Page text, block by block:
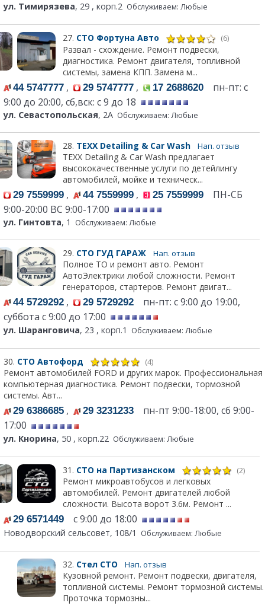
ул. Тимирязева, 29 , корп.2 Обслуживаем: Любые
27. СТО Фортуна Авто (6)
Развал - схождение. Ремонт подвески,
диагностика. Ремонт двигателя, топливной
системы, замена КПП. Замена м...
44 5747777 , 29 5747777 , 17 2688620 пн-пт: с
9:00 до 20:00, сб,вск: с 9 до 18
ул. Севастопольская, 2А Обслуживаем: Любые
28. TEXX Detailing & Car Wash Нап. отзыв
TEXX Detailing & Car Wash предлагает
высококачественные услуги по детейлингу
автомобилей, мойке и техническ...
29 7559999 , 44 7559999 , 25 7559999 ПН-СБ
9:00-20:00 ВС 9:00-17:00
ул. Гинтовта, 1 Обслуживаем: Любые
29. СТО ГУД ГАРАЖ Нап. отзыв
Полное ТО и ремонт авто. Ремонт
АвтоЭлектрики любой сложности. Ремонт
генераторов, стартеров. Ремонт двигат...
44 5729292 , 29 5729292 пн-пт: с 9:00 до 19:00,
суббота с 9:00 до 17:00
ул. Шаранговича, 23 , корп.1 Обслуживаем: Любые
30. СТО Автофорд (4)
Ремонт автомобилей FORD и других марок. Профессиональная
компьютерная диагностика. Ремонт подвески, тормозной
системы. Авт...
29 6386685 , 29 3231233 пн-пт 9:00-18:00, сб 9:00-
17:00
ул. Кнорина, 50 , корп.22 Обслуживаем: Любые
31. СТО на Партизанском (2)
Ремонт микроавтобусов и легковых
автомобилей. Ремонт двигателей любой
сложности. Высота ворот 3.6м. Ремонт ...
29 6571449 с 9:00 до 18:00
Новодворский сельсовет, 108/1 Обслуживаем: Любые
32. Стел СТО Нап. отзыв
Кузовной ремонт. Ремонт подвески, двигателя,
топливной системы. Ремонт тормозной системы.
Проточка тормозны...